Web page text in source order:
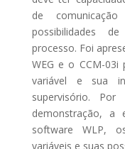
de
possibilidades
processo. Foi
WEG e o CCM-
variável e sua
supervisório.
demonstração, a
software WLP,
variáveis e suas